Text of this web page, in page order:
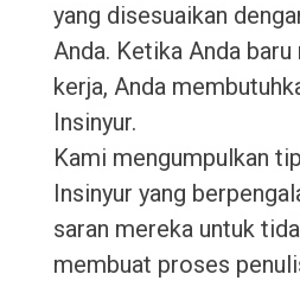
yang disesuaikan
Anda. Ketika Anda
kerja, Anda
Insinyur.
Kami mengumpulkan
Insinyur yang
saran mereka untuk
membuat proses